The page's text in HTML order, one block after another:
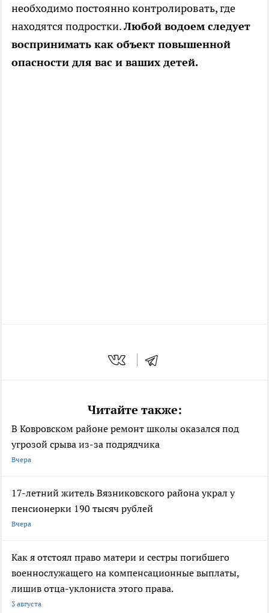
необходимо постоянно контролировать, где
находятся подростки.Любой водоем следует
воспринимать как объект повышенной
опасности для вас и ваших детей.
Читайте также:
В Ковровском районе ремонт школы оказался под
угрозой срыва из-за подрядчика
Вчера
17-летний житель Вязниковского района украл у
пенсионерки 190 тысяч рублей
Вчера
Как я отстоял право матери и сестры погибшего
военнослужащего на компенсационные выплаты,
лишив отца-уклониста этого права.
3 августа